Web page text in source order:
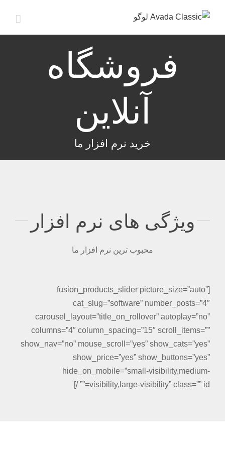
کردن
محتوا
فروشگاه
آنلاین
خرید نرم افزار ما
ویژگی های نرم افزار
محبوب ترین نرم افزار ما
[fusion_products_slider picture_size=”auto”
cat_slug=”software” number_posts=”4″
carousel_layout=”title_on_rollover” autoplay=”no”
columns=”4″ column_spacing=”15″ scroll_items=””
show_nav=”no” mouse_scroll=”yes” show_cats=”yes”
show_price=”yes” show_buttons=”yes”
hide_on_mobile=”small-visibility,medium-
visibility,large-visibility” class=”” id=”” /]